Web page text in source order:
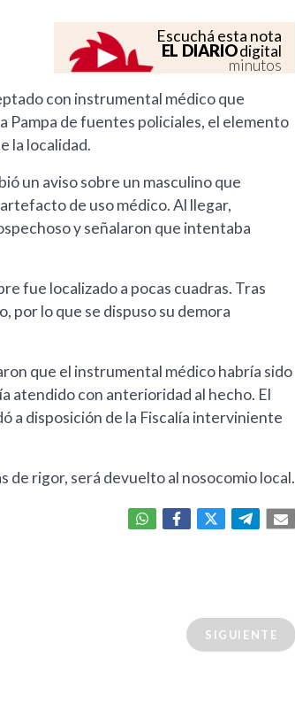
Escuchá esta nota
EL DIARIOdigital
minutos
con instrumental médico que
Pampa de fuentes policiales, el elemento
la localidad.
un aviso sobre un masculino que
de uso médico. Al llegar,
y señalaron que intentaba
fue localizado a pocas cuadras. Tras
por lo que se dispuso su demora
que el instrumental médico habría sido
atendido con anterioridad al hecho. El
a disposición de la Fiscalía interviniente
de rigor, será devuelto al nosocomio local.
SIGUIENTE